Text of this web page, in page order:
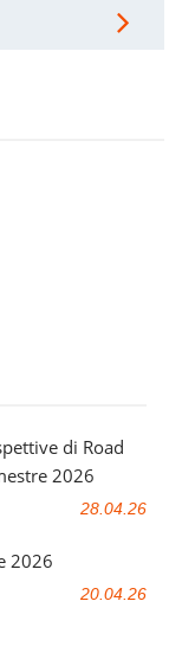
di Road
2026
28.04.26
2026
20.04.26